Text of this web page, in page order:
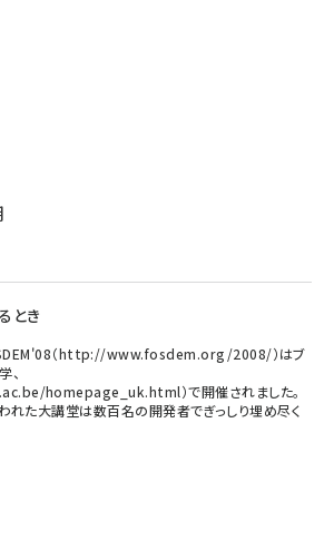
とき
（http://www.fosdem.org/2008/）はブ
、
homepage_uk.html）で開催されました。
れた大講堂は数百名の開発者でぎっしり埋め尽く